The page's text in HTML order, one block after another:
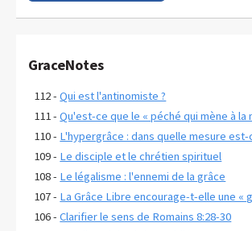
GraceNotes
112 -Qui est l'antinomiste ?
111 -Qu'est-ce que le « péché qui mène à la
110 - L'hypergrâce : dans quelle mesure est-
109 - Le disciple et le chrétien spirituel
108 - Le légalisme : l'ennemi de la grâce
107 - La Grâce Libre encourage-t-elle une «
106 -Clarifier le sens de Romains 8:28-30